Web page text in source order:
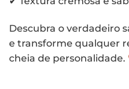
Descubra o verdadeiro
e transforme qualquer
cheia de personalidade.